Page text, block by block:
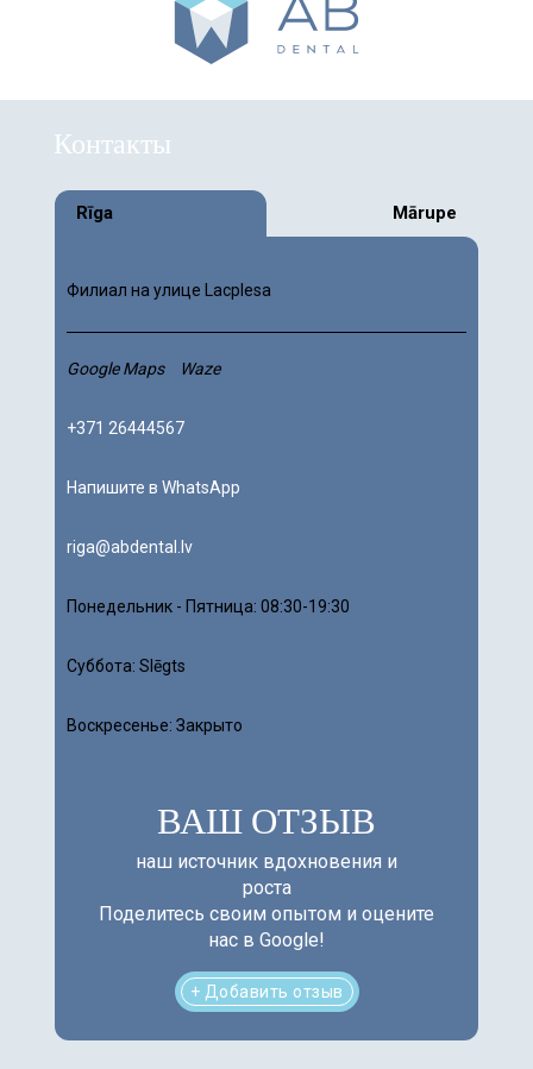
Контакты
Rīga Mārupe
Филиал на улице Lacplesa
Google Maps Waze
+371 26444567
Напишите в WhatsApp
riga@abdental.lv
Понедельник - Пятница:08:30-19:30
Суббота:Slēgts
Воскресенье: Закрыто
ВАШ ОТЗЫВ
наш источник вдохновения и
роста
Поделитесь своим опытом и оцените
нас в Google!
+ Добавить отзыв